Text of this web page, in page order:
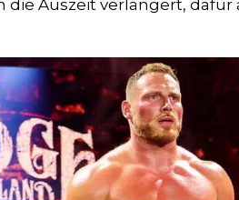
die Auszeit verlängert, dafür